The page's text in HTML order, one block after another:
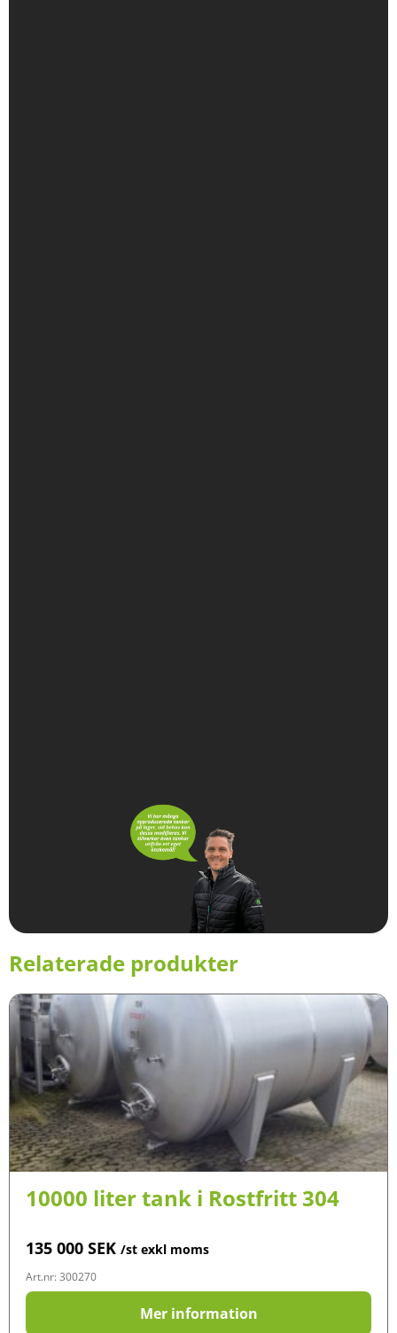
Relaterade produkter
10000 liter tank i Rostfritt 304
135 000 SEK /st exkl moms
Art.nr: 300270
Mer information